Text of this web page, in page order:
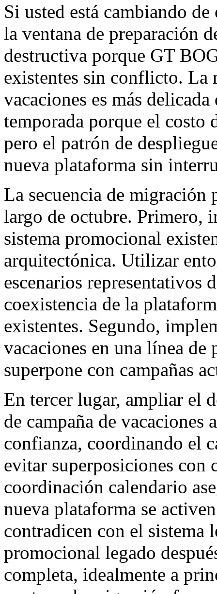
Si usted está cambiando
la ventana de preparación
destructiva porque GT
existentes sin conflicto. La
vacaciones es más
temporada porque el costo
pero el patrón de
nueva plataforma sin
La secuencia de migración
largo de octubre. Primero,
sistema promocional
arquitectónica. Utilizar
escenarios representativos
coexistencia de la
existentes. Segundo,
vacaciones en una línea
superpone con campañas
En tercer lugar, ampliar el
de campaña de vacaciones
confianza, coordinando el
evitar superposiciones con
coordinación calendario
nueva plataforma se
contradicen con el sistema
promocional legado
completa, idealmente a